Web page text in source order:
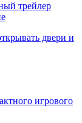
трейлер
двери и
игрового